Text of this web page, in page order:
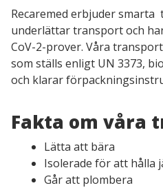
Recarebox instruktionsfilmer
Sjukvårdens miljötjänst
avfall
Alla produkter
KATEGORIER
Tjänst för kanylburkar
Recaremed erbjuder
underlättar transport och
CoV-2-prover. Våra
som ställs enligt UN 3373,
och klarar
Fakta om våra
Lätta att bära
Isolerade för att hålla
Går att plombera